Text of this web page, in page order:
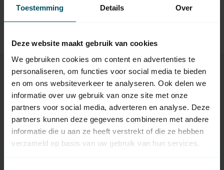
Toestemming Details Over
Deze website maakt gebruik van cookies
We gebruiken cookies om content en advertenties te
personaliseren, om functies voor social media te bieden
en om ons websiteverkeer te analyseren. Ook delen we
informatie over uw gebruik van onze site met onze
partners voor social media, adverteren en analyse. Deze
partners kunnen deze gegevens combineren met andere
informatie die u aan ze heeft verstrekt of die ze hebben
verzameld op basis van uw gebruik van hun services.
Somfy Inteo-
Eigenschaften
Artikelnummer: Obsolete
SKU 1800016